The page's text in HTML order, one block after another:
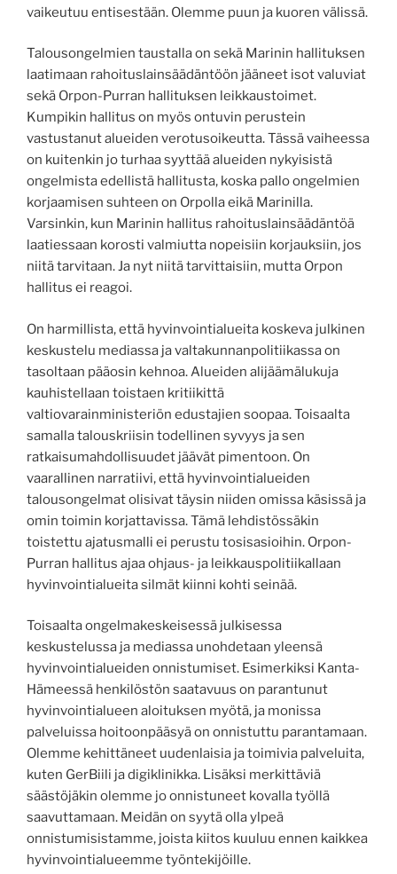
vaikeutuu entisestään. Olemme puun ja kuoren välissä.
Talousongelmien taustalla on sekä Marinin hallituksen
laatimaan rahoituslainsäädäntöön jääneet isot valuviat
sekä Orpon-Purran hallituksen leikkaustoimet.
Kumpikin hallitus on myös ontuvin perustein
vastustanut alueiden verotusoikeutta. Tässä vaiheessa
on kuitenkin jo turhaa syyttää alueiden nykyisistä
ongelmista edellistä hallitusta, koska pallo ongelmien
korjaamisen suhteen on Orpolla eikä Marinilla.
Varsinkin, kun Marinin hallitus rahoituslainsäädäntöä
laatiessaan korosti valmiutta nopeisiin korjauksiin, jos
niitä tarvitaan. Ja nyt niitä tarvittaisiin, mutta Orpon
hallitus ei reagoi.
On harmillista, että hyvinvointialueita koskeva julkinen
keskustelu mediassa ja valtakunnanpolitiikassa on
tasoltaan pääosin kehnoa. Alueiden alijäämälukuja
kauhistellaan toistaen kritiikittä
valtiovarainministeriön edustajien soopaa. Toisaalta
samalla talouskriisin todellinen syvyys ja sen
ratkaisumahdollisuudet jäävät pimentoon. On
vaarallinen narratiivi, että hyvinvointialueiden
talousongelmat olisivat täysin niiden omissa käsissä ja
omin toimin korjattavissa. Tämä lehdistössäkin
toistettu ajatusmalli ei perustu tosisasioihin. Orpon-
Purran hallitus ajaa ohjaus- ja leikkauspolitiikallaan
hyvinvointialueita silmät kiinni kohti seinää.
Toisaalta ongelmakeskeisessä julkisessa
keskustelussa ja mediassa unohdetaan yleensä
hyvinvointialueiden onnistumiset. Esimerkiksi Kanta-
Hämeessä henkilöstön saatavuus on parantunut
hyvinvointialueen aloituksen myötä, ja monissa
palveluissa hoitoonpääsyä on onnistuttu parantamaan.
Olemme kehittäneet uudenlaisia ja toimivia palveluita,
kuten GerBiili ja digiklinikka. Lisäksi merkittäviä
säästöjäkin olemme jo onnistuneet kovalla työllä
saavuttamaan. Meidän on syytä olla ylpeä
onnistumisistamme, joista kiitos kuuluu ennen kaikkea
hyvinvointialueemme työntekijöille.